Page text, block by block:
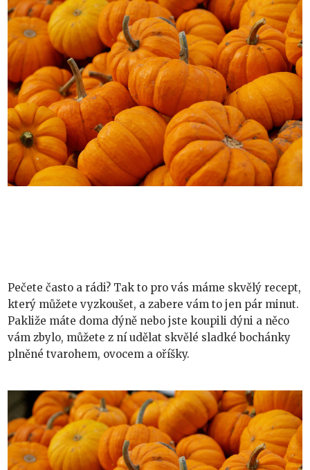
Pečete často a rádi? Tak to pro vás máme skvělý recept,
který můžete vyzkoušet, a zabere vám to jen pár minut.
Pakliže máte doma dýně nebo jste koupili dýni a něco
vám zbylo, můžete z ní udělat skvělé sladké bochánky
plněné tvarohem, ovocem a oříšky.